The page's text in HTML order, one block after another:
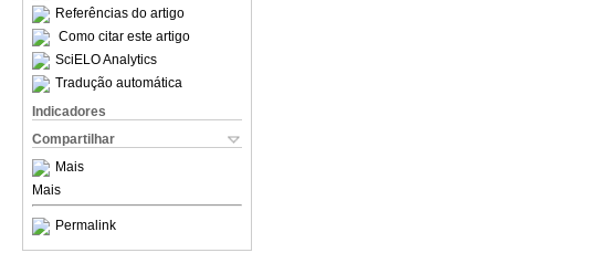
Referências do artigo
Como citar este artigo
SciELO Analytics
Tradução automática
Indicadores
Compartilhar
Mais
Mais
Permalink